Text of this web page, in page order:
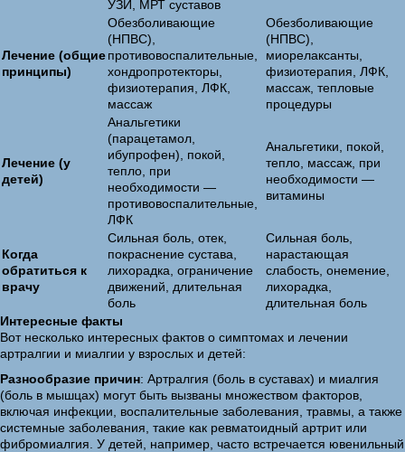
УЗИ, МРТ суставов
Лечение (общие
принципы)
Обезболивающие
(НПВС),
противовоспалительные,
хондропротекторы,
физиотерапия, ЛФК,
массаж
Обезболивающие
(НПВС),
миорелаксанты,
физиотерапия, ЛФК,
массаж, тепловые
процедуры
Лечение (у
детей)
Анальгетики
(парацетамол,
ибупрофен), покой,
тепло, при
необходимости —
противовоспалительные,
ЛФК
Анальгетики, покой,
тепло, массаж, при
необходимости —
витамины
Когда
обратиться к
врачу
Сильная боль, отек,
покраснение сустава,
лихорадка, ограничение
движений, длительная
боль
Сильная боль,
нарастающая
слабость, онемение,
лихорадка,
длительная боль
Интересные факты
Вот несколько интересных фактов о симптомах и лечении
артралгии и миалгии у взрослых и детей:
Разнообразие причин: Артралгия (боль в суставах) и миалгия
(боль в мышцах) могут быть вызваны множеством факторов,
включая инфекции, воспалительные заболевания, травмы, а также
системные заболевания, такие как ревматоидный артрит или
фибромиалгия. У детей, например, часто встречается ювенильный